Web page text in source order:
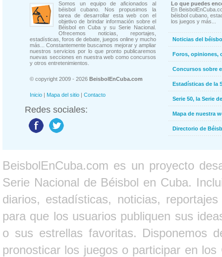
Somos un equipo de aficionados al
béisbol cubano. Nos propusimos la
tarea de desarrollar esta web con el
objetivo de brindar información sobre el
Béisbol en Cuba y su Serie Nacional.
Ofrecemos noticias, reportajes,
estadísticas, foros de debate, juegos online y mucho
más... Constantemente buscamos mejorar y ampliar
nuestros servicios por lo que pronto publicaremos
nuevas secciones en nuestra web como concursos
y otros entretenimientos.
© copyright 2009 - 2026 BeisbolEnCuba.com
Inicio | Mapa del sitio | Contacto
Redes sociales:
Lo que puedes
En
béisbol cubano,
los juegos y más...
Noticias del
Foros, opiniones,
Concursos sobre
Estadísticas de la
Serie 50, la Serie
Mapa de nuestra
Directorio de
BeisbolEnCuba.com es un proyecto
Serie Nacional de Béisbol en Cuba.
diarios, estadísticas, noticias,
para que los usuarios publiquen sus
o sus estrellas favoritas. Disponemos
pronosticar los juegos o participar en